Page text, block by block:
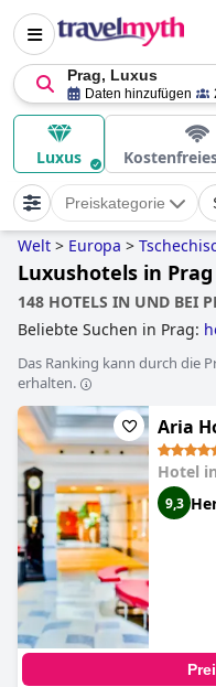
Prag, Luxus
Daten hinzufügen
Luxus
Preiskategorie
Welt > Europa >
Luxushotels in Prag
148 HOTELS IN UND BEI
Beliebte Suchen in Prag:
hotels,3-sterne-hotels,
stil,luxushotels
günstige hotels.
Das Ranking kann durch die
erhalten.
Aria
Hotel in
9,3